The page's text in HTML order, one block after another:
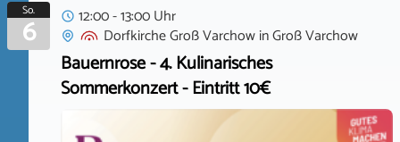
So.
6
12:00 - 13:00 Uhr
Dorfkirche Groß VarchowinGroß Varchow
Bauernrose - 4. Kulinarisches
Sommerkonzert - Eintritt 10€